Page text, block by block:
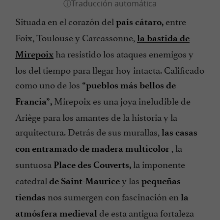
Situada en el corazón del país cátaro, entre
Foix, Toulouse y Carcassonne, la bastida de
Mirepoix ha resistido los ataques enemigos y
los del tiempo para llegar hoy intacta. Calificado
como uno de los “pueblos más bellos de
Francia”, Mirepoix es una joya ineludible de
Ariège para los amantes de la historia y la
arquitectura. Detrás de sus murallas, las casas
con entramado de madera multicolor , la
suntuosa Place des Couverts, la imponente
catedral de Saint-Mauricey las pequeñas
tiendas nos sumergen con fascinación en la
atmósfera medieval de esta antigua fortaleza